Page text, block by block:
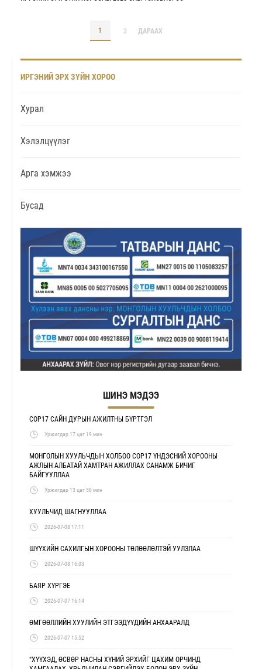
1 2 ДАРААХ
ИРГЭНИЙ ЭРХ ЗҮЙН ХОРОО
Хурал
Хэлэлцүүлэг
Арга хэмжээ
Бусад
ШИНЭ МЭДЭЭ
COP17 САЙН ДУРЫН АЖИЛТНЫ БҮРТГЭЛ
Уржигдар 17 цаг 19 мин
МОНГОЛЫН ХУУЛЬЧДЫН ХОЛБОО COP17 ҮНДЭСНИЙ ХОРООНЫ
АЖЛЫН АЛБАТАЙ ХАМТРАН АЖИЛЛАХ САНАМЖ БИЧИГ
БАЙГУУЛЛАА
Уржигдар 13 цаг 58 мин
ХУУЛЬЧИД ШАГНУУЛЛАА
2026-07-08 17:11
ШҮҮХИЙН САХИЛГЫН ХОРООНЫ ТӨЛӨӨЛӨЛТЭЙ УУЛЗЛАА
2026-07-08 16:03
БАЯР ХҮРГЭЕ
2026-07-07 16:14
ӨМГӨӨЛЛИЙН ХУУЛИЙН ЭТГЭЭДҮҮДИЙН АНХААРАЛД
2026-07-07 15:52
“ХҮҮХЭД, ӨСВӨР НАСНЫ ХҮНИЙ ЭРХИЙГ ЦАХИМ ОРЧИНД